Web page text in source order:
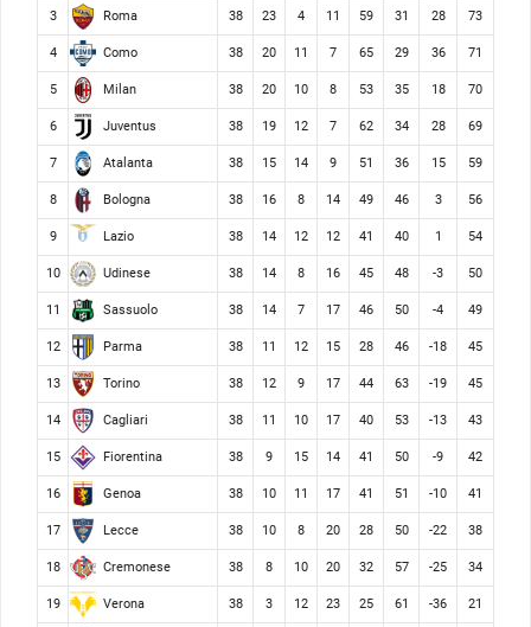
3 Roma 38 23 4 11 59 31 28 73
4 Como 38 20 11 7 65 29 36 71
5 Milan 38 20 10 8 53 35 18 70
6 Juventus 38 19 12 7 62 34 28 69
7 Atalanta 38 15 14 9 51 36 15 59
8 Bologna 38 16 8 14 49 46 3 56
9 Lazio 38 14 12 12 41 40 1 54
10 Udinese 38 14 8 16 45 48 -3 50
11 Sassuolo 38 14 7 17 46 50 -4 49
12 Parma 38 11 12 15 28 46 -18 45
13 Torino 38 12 9 17 44 63 -19 45
14 Cagliari 38 11 10 17 40 53 -13 43
15 Fiorentina 38 9 15 14 41 50 -9 42
16 Genoa 38 10 11 17 41 51 -10 41
17 Lecce 38 10 8 20 28 50 -22 38
18 Cremonese 38 8 10 20 32 57 -25 34
19 Verona 38 3 12 23 25 61 -36 21